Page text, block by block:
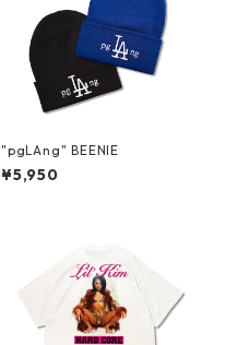
"pgLAng" BEENIE
¥5,950